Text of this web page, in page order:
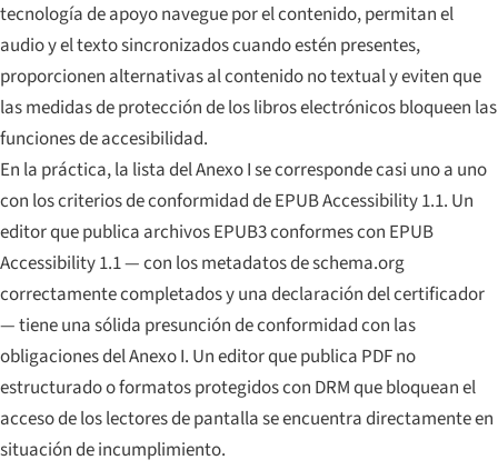
tecnología de apoyo navegue por el contenido, permitan el
audio y el texto sincronizados cuando estén presentes,
proporcionen alternativas al contenido no textual y eviten que
las medidas de protección de los libros electrónicos bloqueen las
funciones de accesibilidad.
En la práctica, la lista del Anexo I se corresponde casi uno a uno
con los criterios de conformidad de EPUB Accessibility 1.1. Un
editor que publica archivos EPUB3 conformes con EPUB
Accessibility 1.1 — con los metadatos de schema.org
correctamente completados y una declaración del certificador
— tiene una sólida presunción de conformidad con las
obligaciones del Anexo I. Un editor que publica PDF no
estructurado o formatos protegidos con DRM que bloquean el
acceso de los lectores de pantalla se encuentra directamente en
situación de incumplimiento.